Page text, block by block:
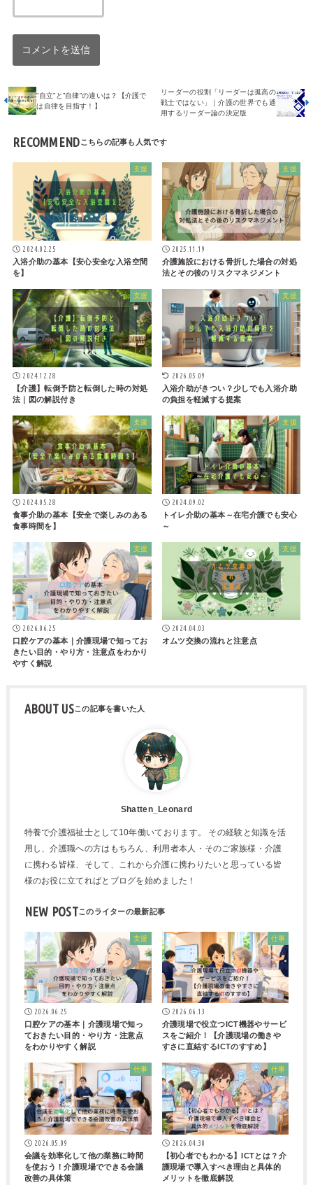
”自立”と”自律”の違いは？【介護で
は自律を目指す！】
リーダーの役割「リーダーは孤高の
戦士ではない」｜介護の世界でも通
用するリーダー論の決定版
RECOMMEND
支援
2024.02.25
入浴介助の基本【安心安全な入浴空間
を】
支援
2025.11.19
介護施設における骨折した場合の対処
法とその後のリスクマネジメント
支援
2024.12.28
【介護】転倒予防と転倒した時の対処
法｜図の解説付き
支援
2026.05.09
入浴介助がきつい？少しでも入浴介助
の負担を軽減する提案
支援
2024.05.28
食事介助の基本【安全で楽しみのある
食事時間を】
支援
2024.09.02
トイレ介助の基本～在宅介護でも安心
～
支援
2026.06.25
口腔ケアの基本｜介護現場で知ってお
きたい目的・やり方・注意点をわかり
やすく解説
支援
2024.04.03
オムツ交換の流れと注意点
ABOUT US
Shatten_Leonard
特養で介護福祉士として10年働いております。 その経験と知識を活
用し、介護職への方はもちろん、利用者本人・そのご家族様・介護
に携わる皆様、そして、これから介護に携わりたいと思っている皆
様のお役に立てればとブログを始めました！
NEW POST
支援
2026.06.25
口腔ケアの基本｜介護現場で知っ
ておきたい目的・やり方・注意点
をわかりやすく解説
仕事
2026.06.13
介護現場で役立つICT機器やサービ
スをご紹介！【介護現場の働きや
すさに直結するICTのすすめ】
仕事
2026.05.09
会議を効率化して他の業務に時間
を使おう！介護現場でできる会議
改善の具体策
仕事
2026.04.30
【初心者でもわかる】ICTとは？介
護現場で導入すべき理由と具体的
メリットを徹底解説